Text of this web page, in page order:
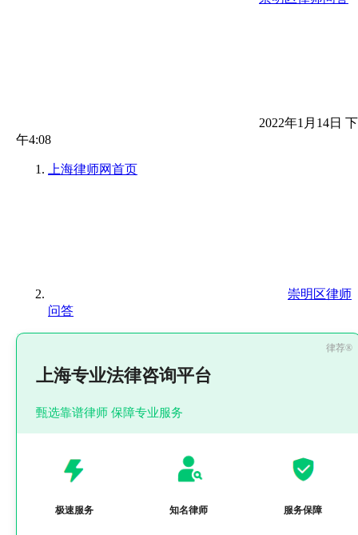
2022年1月14日 下
午4:08
上海律师网首页
崇明区律师
问答
上海专业法律咨询平台
甄选靠谱律师 保障专业服务
极速服务 知名律师 服务保障